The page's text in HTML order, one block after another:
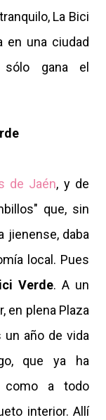
La Bici
en una ciudad
gana el
de Jaén, y de
que, sin
jienense, daba
local. Pues
Verde. A un
en plena Plaza
un año de vida
que ya ha
como a todo
interior. Allí